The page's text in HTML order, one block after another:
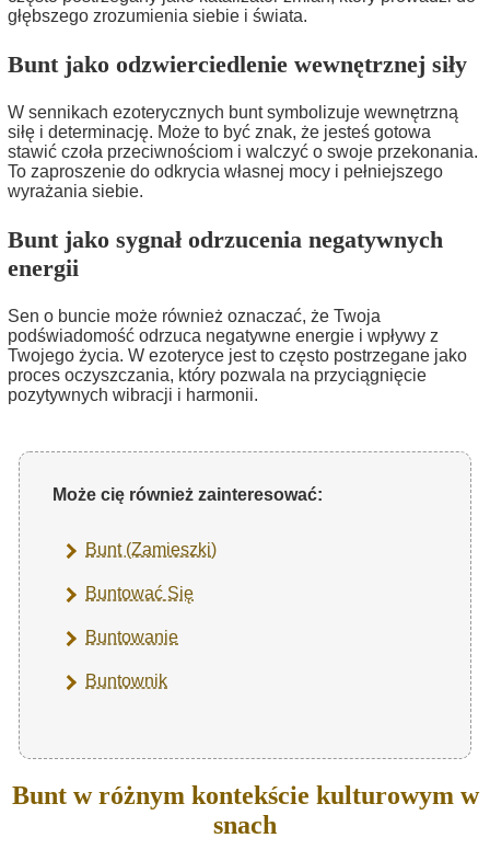
głębszego zrozumienia siebie i świata.
Bunt jako odzwierciedlenie wewnętrznej siły
W sennikach ezoterycznych bunt symbolizuje wewnętrzną
siłę i determinację. Może to być znak, że jesteś gotowa
stawić czoła przeciwnościom i walczyć o swoje przekonania.
To zaproszenie do odkrycia własnej mocy i pełniejszego
wyrażania siebie.
Bunt jako sygnał odrzucenia negatywnych
energii
Sen o buncie może również oznaczać, że Twoja
podświadomość odrzuca negatywne energie i wpływy z
Twojego życia. W ezoteryce jest to często postrzegane jako
proces oczyszczania, który pozwala na przyciągnięcie
pozytywnych wibracji i harmonii.
Może cię również zainteresować:
Bunt (Zamieszki)
Buntować Się
Buntowanie
Buntownik
Bunt w różnym kontekście kulturowym w
snach